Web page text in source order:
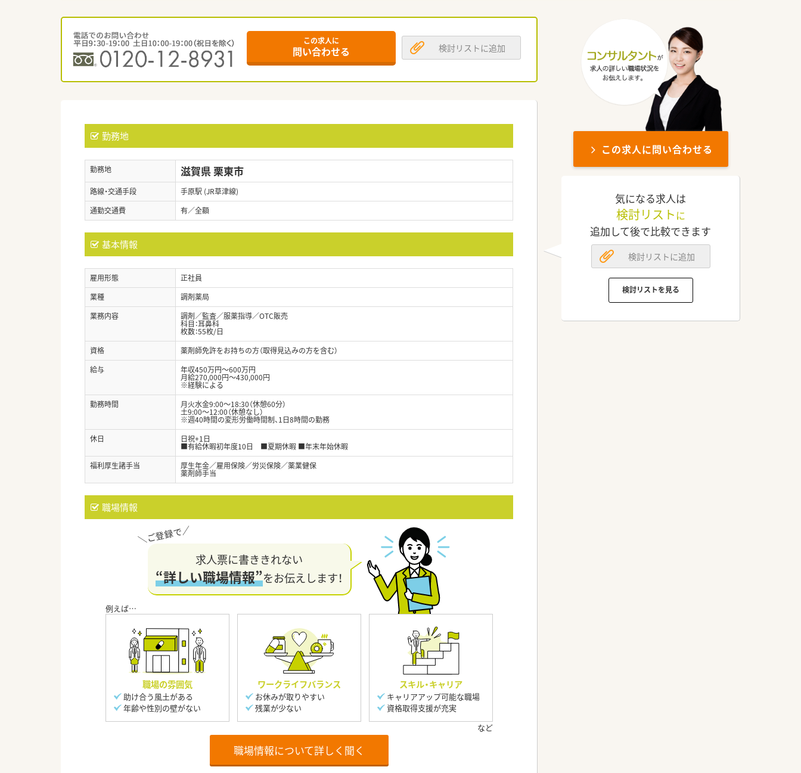
この求人に
問い合わせる 検討リストに追加
勤務地
勤務地 滋賀県 栗東市
路線・交通手段
手原駅 (JR草津線)
通勤交通費
有／全額
基本情報
雇用形態
正社員
業種
調剤薬局
業務内容
調剤／監査／服薬指導／OTC販売
科目：耳鼻科
枚数：55枚/日
資格
薬剤師免許をお持ちの方（取得見込みの方を含む）
給与
年収450万円～600万円
月給270,000円～430,000円
※経験による
勤務時間
月火水金9:00～18:30（休憩60分）
土9:00～12:00（休憩なし）
※週40時間の変形労働時間制、1日8時間の勤務
休日
日祝+1日
■有給休暇初年度10日 ■夏期休暇 ■年末年始休暇
福利厚生諸手当
厚生年金／雇用保険／労災保険／薬業健保
薬剤師手当
職場情報
求人票に書ききれない
“詳しい職場情報”をお伝えします！
職場の雰囲気
助け合う風土がある
年齢や性別の壁がない
ワークライフバランス
お休みが取りやすい
残業が少ない
スキル・キャリア
キャリアアップ可能な職場
資格取得支援が充実
職場情報について詳しく聞く
この求人に問い合わせる
気になる求人は
検討リスト に
追加して後で比較できます
検討リストに追加
検討リストを見る